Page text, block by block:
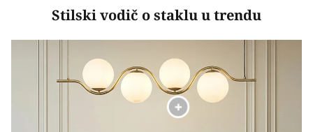
Stilski vodič o staklu u trendu